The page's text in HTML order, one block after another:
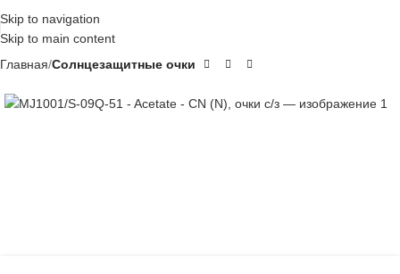
Skip to navigation
Skip to main content
Главная Солнцезащитные очки